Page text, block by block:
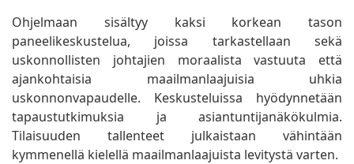
Ohjelmaan sisältyy kaksi korkean tason
paneelikeskustelua, joissa tarkastellaan sekä
uskonnollisten johtajien moraalista vastuuta että
ajankohtaisia maailmanlaajuisia uhkia
uskonnonvapaudelle. Keskusteluissa hyödynnetään
tapaustutkimuksia ja asiantuntijanäkökulmia.
Tilaisuuden tallenteet julkaistaan vähintään
kymmenellä kielellä maailmanlaajuista levitystä varten.